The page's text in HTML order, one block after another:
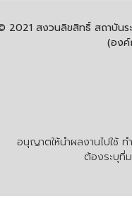
อนุญาตให้นำผลงานไปใช้
ต้องระบุที่ม
2021 สงวนลิขสิทธิ์ สถาบันระ
(องค์